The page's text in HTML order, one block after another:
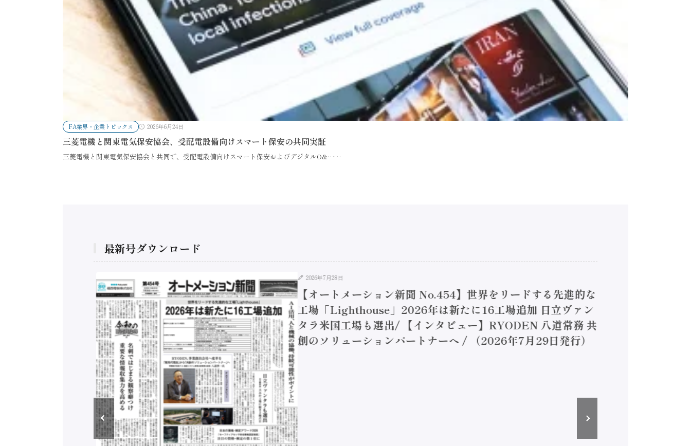
FA業界・企業トピックス 2026年6月24日
三菱電機と関東電気保安協会、受配電設備向けスマート保安の共同実証
三菱電機と関東電気保安協会と共同で、受配電設備向けスマート保安およびデジタルO&……
最新号ダウンロード
2026年7月28日
【オートメーション新聞 No.454】世界をリードする先進的な
工場「Lighthouse」2026年は新たに16工場追加 日立ヴァン
タラ米国工場も選出/ 【インタビュー】RYODEN 八道常務 共
創のソリューションパートナーへ / （2026年7月29日発行）